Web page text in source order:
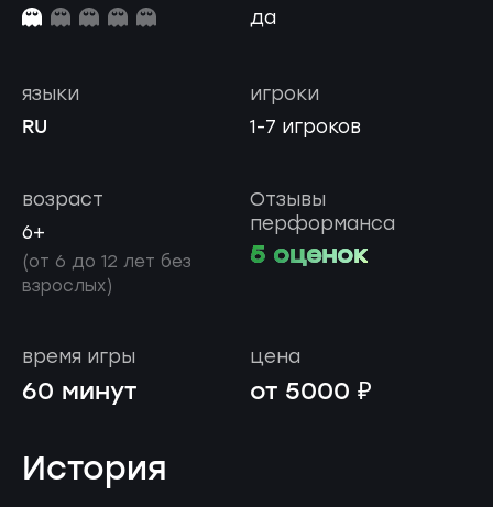
да
игроки
1-7 игроков
языки
RU
возраст
6+
(от 6 до 12 лет без
взрослых)
Отзывы
перформанса
5 оценок
время игры
60 минут
цена
от 5000 ₽
История